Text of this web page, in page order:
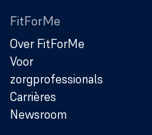
FitForMe
Over FitForMe
Voor
zorgprofessionals
Carrières
Newsroom